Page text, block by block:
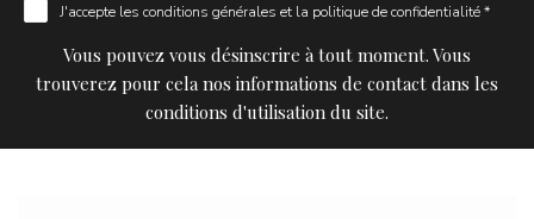
J'accepte les conditions générales et la politique de confidentialité *
Vous pouvez vous désinscrire à tout moment. Vous
trouverez pour cela nos informations de contact dans les
conditions d'utilisation du site.